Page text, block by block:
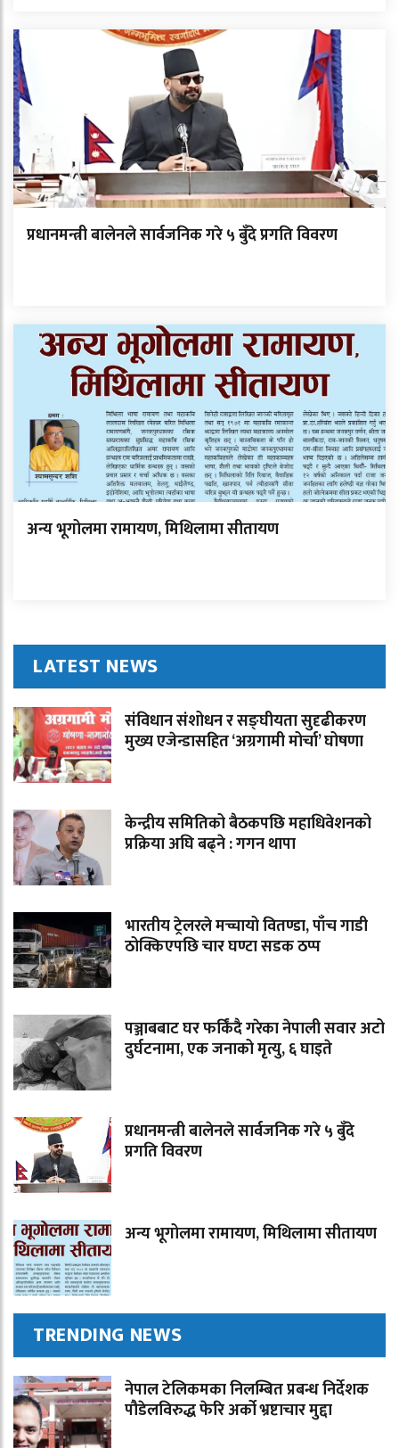
प्रधानमन्त्री बालेनले सार्वजनिक गरे ५ बुँदे प्रगति विवरण
अन्य भूगोलमा रामायण, मिथिलामा सीतायण
LATEST NEWS
संविधान संशोधन र सङ्घीयता सुदृढीकरण
मुख्य एजेन्डासहित ‘अग्रगामी मोर्चा’ घोषणा
केन्द्रीय समितिको बैठकपछि महाधिवेशनको
प्रक्रिया अघि बढ्ने : गगन थापा
भारतीय ट्रेलरले मच्चायो वितण्डा, पाँच गाडी
ठोक्किएपछि चार घण्टा सडक ठप्प
पञ्जाबबाट घर फर्किंदै गरेका नेपाली सवार अटो
दुर्घटनामा, एक जनाको मृत्यु, ६ घाइते
प्रधानमन्त्री बालेनले सार्वजनिक गरे ५ बुँदे
प्रगति विवरण
अन्य भूगोलमा रामायण, मिथिलामा सीतायण
TRENDING NEWS
नेपाल टेलिकमका निलम्बित प्रबन्ध निर्देशक
पौडेलविरुद्ध फेरि अर्को भ्रष्टाचार मुद्दा